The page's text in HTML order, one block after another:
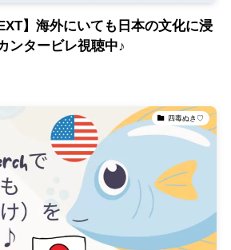
】海外にいても日本の文化に浸
ンタービレ視聴中♪
四毒ぬき♡